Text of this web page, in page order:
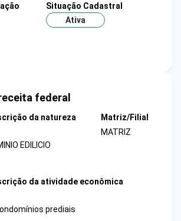
Situação Cadastral
Ativa
federal
da natureza
EDILICIO
Matriz/Filial
MATRIZ
da atividade econômica
prediais